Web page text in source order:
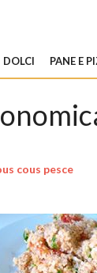
DOLCI PANE E
cous pesce